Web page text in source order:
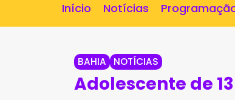
Início Notícias
BAHIA NOTÍCIAS
Adolescente de